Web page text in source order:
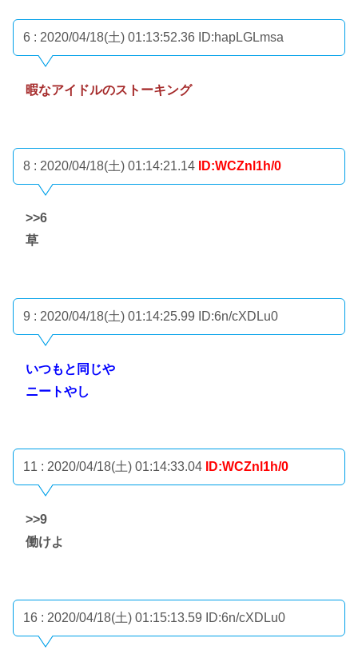
6 : 2020/04/18(土) 01:13:52.36 ID:hapLGLmsa
暇なアイドルのストーキング
8 : 2020/04/18(土) 01:14:21.14 ID:WCZnl1h/0
>>6
草
9 : 2020/04/18(土) 01:14:25.99 ID:6n/cXDLu0
いつもと同じや
ニートやし
11 : 2020/04/18(土) 01:14:33.04 ID:WCZnl1h/0
>>9
働けよ
16 : 2020/04/18(土) 01:15:13.59 ID:6n/cXDLu0